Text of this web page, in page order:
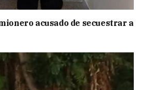
acusado de secuestrar a